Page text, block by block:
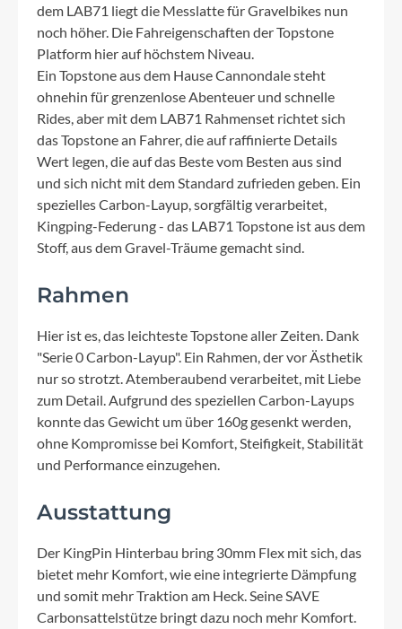
dem LAB71 liegt die Messlatte für Gravelbikes nun
noch höher. Die Fahreigenschaften der Topstone
Platform hier auf höchstem Niveau.
Ein Topstone aus dem Hause Cannondale steht
ohnehin für grenzenlose Abenteuer und schnelle
Rides, aber mit dem LAB71 Rahmenset richtet sich
das Topstone an Fahrer, die auf raffinierte Details
Wert legen, die auf das Beste vom Besten aus sind
und sich nicht mit dem Standard zufrieden geben. Ein
spezielles Carbon-Layup, sorgfältig verarbeitet,
Kingping-Federung - das LAB71 Topstone ist aus dem
Stoff, aus dem Gravel-Träume gemacht sind.
Rahmen
Hier ist es, das leichteste Topstone aller Zeiten. Dank
"Serie 0 Carbon-Layup". Ein Rahmen, der vor Ästhetik
nur so strotzt. Atemberaubend verarbeitet, mit Liebe
zum Detail. Aufgrund des speziellen Carbon-Layups
konnte das Gewicht um über 160g gesenkt werden,
ohne Kompromisse bei Komfort, Steifigkeit, Stabilität
und Performance einzugehen.
Ausstattung
Der KingPin Hinterbau bring 30mm Flex mit sich, das
bietet mehr Komfort, wie eine integrierte Dämpfung
und somit mehr Traktion am Heck. Seine SAVE
Carbonsattelstütze bringt dazu noch mehr Komfort.